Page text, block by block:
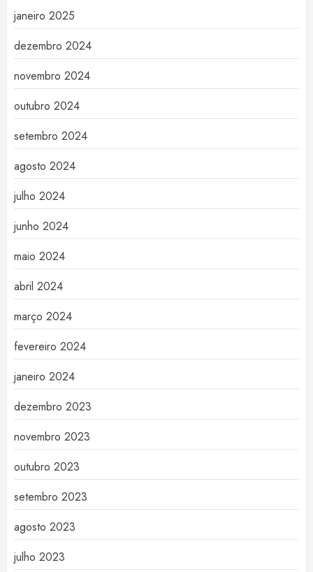
janeiro 2025
dezembro 2024
novembro 2024
outubro 2024
setembro 2024
agosto 2024
julho 2024
junho 2024
maio 2024
abril 2024
março 2024
fevereiro 2024
janeiro 2024
dezembro 2023
novembro 2023
outubro 2023
setembro 2023
agosto 2023
julho 2023